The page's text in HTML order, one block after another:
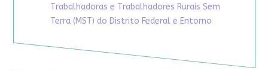
Trabalhadoras e Trabalhadores Rurais Sem
Terra (MST) do Distrito Federal e Entorno